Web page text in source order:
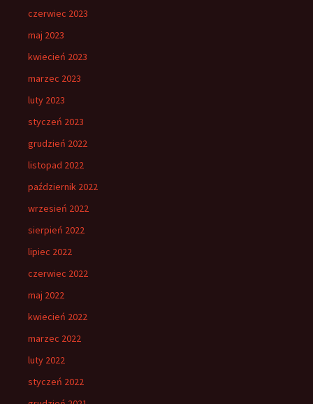
czerwiec 2023
maj 2023
kwiecień 2023
marzec 2023
luty 2023
styczeń 2023
grudzień 2022
listopad 2022
październik 2022
wrzesień 2022
sierpień 2022
lipiec 2022
czerwiec 2022
maj 2022
kwiecień 2022
marzec 2022
luty 2022
styczeń 2022